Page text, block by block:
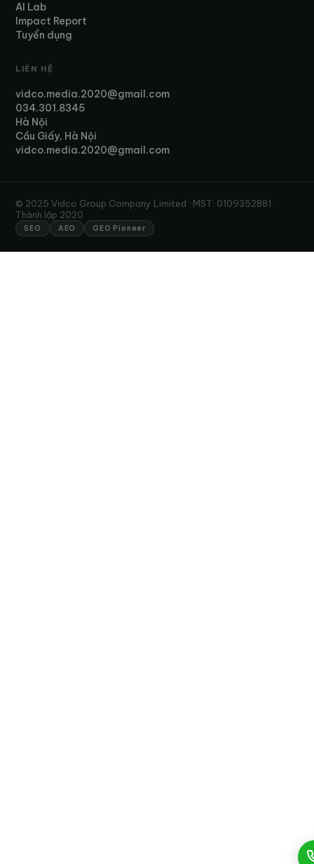
AI Lab
Impact Report
Tuyển dụng
LIÊN HỆ
vidco.media.2020@gmail.com
034.301.8345
Hà Nội
Cầu Giấy, Hà Nội
vidco.media.2020@gmail.com
© 2025 Vidco Group Company Limited · MST: 0109352881 ·
Thành lập 2020
SEO AEO GEO Pioneer